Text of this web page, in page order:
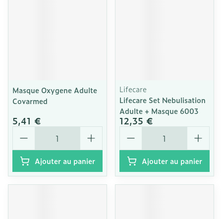
Masque Oxygene Adulte
Covarmed
5,41 €
Quantité
Ajouter au panier
Lifecare
Lifecare Set Nebulisation
Adulte + Masque 6003
12,35 €
Quantité
Ajouter au panier